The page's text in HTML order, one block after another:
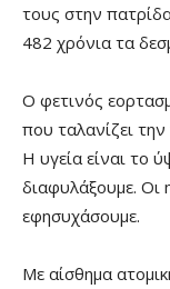
τους στην
482 χρόνια τα
Ο φετινός
που ταλανίζει
Η υγεία είναι το
διαφυλάξουμε. Οι
εφησυχάσουμε.
Με αίσθημα